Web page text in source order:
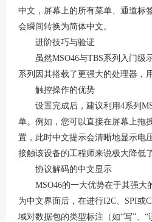
中文，屏幕上的所有菜单、通道标
会瞬间转换为简体中文。
进阶技巧与验证
虽然MSO46与TBS系列入门级
系列因其搭载了更强大的处理器，
触控操作的优势
设置完成后，建议利用4系列
单。例如，您可以直接在屏幕上拖
置，此时中文提示会清晰地显示电
接触该设备的工程师来说极大降低
协议解码的中文显示
MSO46的一大优势在于其强大
为中文界面后，在进行I2C、SPI或
域对数据包的类型标注（如“写”、“